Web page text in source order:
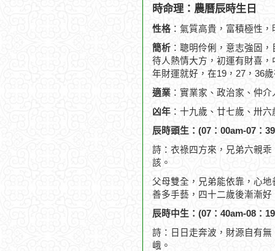
時命理：農曆辰時生日
性格 ：氣質高貴，富積極性
簡析 ：聰明伶俐，意志強固
待人熱情大方，初運有財喜
年財運就好，在19，27，36
適業 ：實業家、政治家、仲
凶年 ：十九歲、廿七歲、卅
辰時頭生：(07：00am-07：
詩：衣祿四方來，兄弟六親
該。
父母雙全，兄弟能依靠，心
善多手藝，四十二歲後漸漸好
辰時中生：(07：40am-08：
詩：日日走奔波，財源自有
峨。